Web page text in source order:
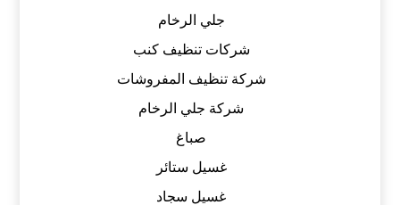
جلي الرخام
شركات تنظيف كنب
شركة تنظيف المفروشات
شركة جلي الرخام
صباغ
غسيل ستائر
غسيل سجاد